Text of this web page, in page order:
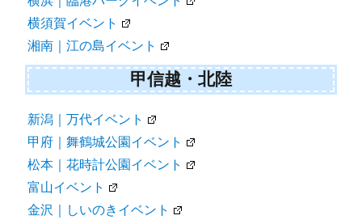
横須賀イベント
湘南｜江の島イベント
甲信越・北陸
新潟｜万代イベント
甲府｜舞鶴城公園イベント
松本｜花時計公園イベント
富山イベント
金沢｜しいのきイベント